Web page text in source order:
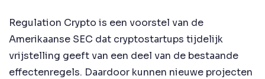
Regulation Crypto is een voorstel van de
Amerikaanse SEC dat cryptostartups tijdelijk
vrijstelling geeft van een deel van de bestaande
effectenregels. Daardoor kunnen nieuwe projecten